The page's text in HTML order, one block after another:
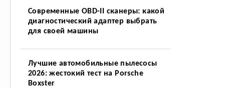
Современные OBD-II сканеры: какой
диагностический адаптер выбрать
для своей машины
Лучшие автомобильные пылесосы
2026: жестокий тест на Porsche
Boxster